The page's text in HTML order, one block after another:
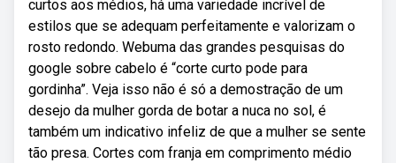
curtos aos médios, há uma variedade incrível de
estilos que se adequam perfeitamente e valorizam o
rosto redondo. Webuma das grandes pesquisas do
google sobre cabelo é “corte curto pode para
gordinha”. Veja isso não é só a demostração de um
desejo da mulher gorda de botar a nuca no sol, é
também um indicativo infeliz de que a mulher se sente
tão presa. Cortes com franja em comprimento médio